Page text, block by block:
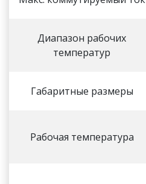
Диапазон рабочих
температур
Габаритные размеры
Рабочая температура